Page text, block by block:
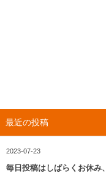
最近の投稿
2023-07-23
毎日投稿はしばらくお休み、